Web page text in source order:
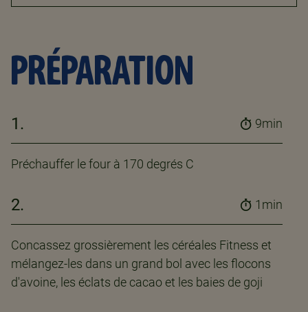
PRÉPARATION
1. 9min
Préchauffer le four à 170 degrés C
2. 1min
Concassez grossièrement les céréales Fitness et
mélangez-les dans un grand bol avec les flocons
d'avoine, les éclats de cacao et les baies de goji